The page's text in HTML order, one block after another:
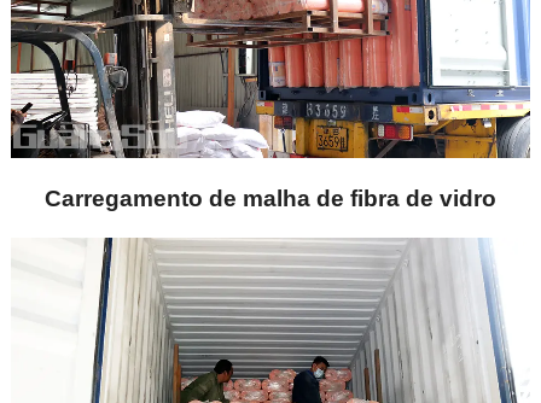
Carregamento de malha de fibra de vidro